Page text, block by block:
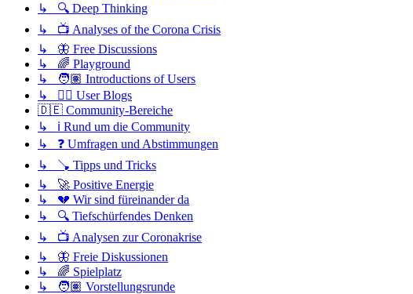
↳ 🔍 Deep Thinking
↳ 📺 Analyses of the Corona Crisis
↳ 🦋 Free Discussions
↳ 🌈 Playground
↳ 🧑🏽 Introductions of Users
↳ ✍🏽 User Blogs
🇩🇪 Community-Bereiche
↳ ℹ️ Rund um die Community
↳ ❓ Umfragen und Abstimmungen
↳ 🪠 Tipps und Tricks
↳ 🚀 Positive Energie
↳ 💔 Wir sind füreinander da
↳ 🔍 Tiefschürfendes Denken
↳ 📺 Analysen zur Coronakrise
↳ 🦋 Freie Diskussionen
↳ 🌈 Spielplatz
↳ 🧑🏽 Vorstellungsrunde